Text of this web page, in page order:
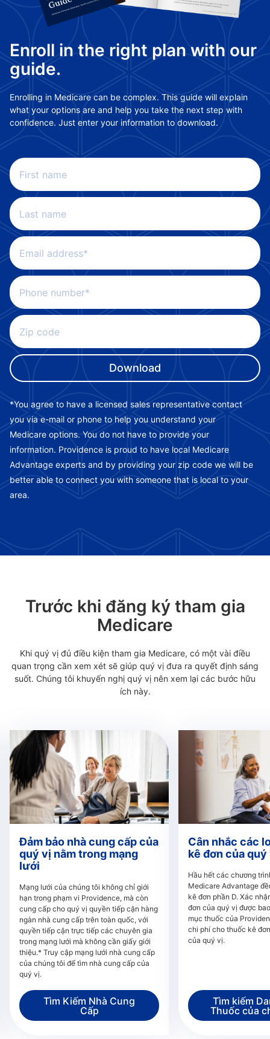
Enroll in the right plan with our
guide.
Enrolling in Medicare can be complex. This guide will explain
what your options are and help you take the next step with
confidence. Just enter your information to download.
First name
Last name
Email address*
Phone number*
Zip code
*You agree to have a licensed sales representative contact
you via e-mail or phone to help you understand your
Medicare options. You do not have to provide your
information. Providence is proud to have local Medicare
Advantage experts and by providing your zip code we will be
better able to connect you with someone that is local to your
area.
Trước khi đăng ký tham gia
Medicare
Khi quý vị đủ điều kiện tham gia Medicare, có một vài điều
quan trọng cần xem xét sẽ giúp quý vị đưa ra quyết định sáng
suốt. Chúng tôi khuyến nghị quý vị nên xem lại các bước hữu
ích này.
Đảm bảo nhà cung cấp của
quý vị nằm trong mạng
lưới
Mạng lưới của chúng tôi không chỉ giới
hạn trong phạm vi Providence, mà còn
cung cấp cho quý vị quyền tiếp cận hàng
ngàn nhà cung cấp trên toàn quốc, với
quyền tiếp cận trực tiếp các chuyên gia
trong mạng lưới mà không cần giấy giới
thiệu.* Truy cập mạng lưới nhà cung cấp
của chúng tôi để tìm nhà cung cấp của
quý vị.
Tìm Kiếm Nhà Cung
Cấp
Cân nhắc các
kê đơn của quý
Hầu hết các chương
Medicare Advantage
kê đơn phần D. Xác
đơn của quý vị được
mục thuốc của
chi phí cho thuốc kê
của quý vị.
Tìm kiếm
Thuốc của